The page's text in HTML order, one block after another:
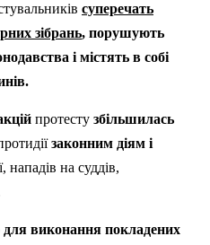
суперечать
зібрань, порушують
і містять в собі
протесту збільшилась
законним діям і
нападів на суддів,
для виконання покладених